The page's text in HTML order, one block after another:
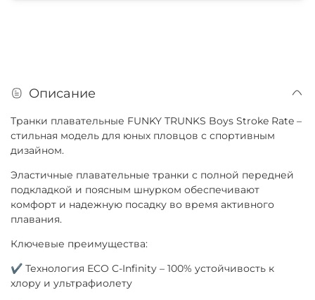
Описание
Транки плавательные FUNKY TRUNKS Boys Stroke Rate –
стильная модель для юных пловцов с спортивным
дизайном.
Эластичные плавательные транки с полной передней
подкладкой и поясным шнурком обеспечивают
комфорт и надежную посадку во время активного
плавания.
Ключевые преимущества:
✔ Технология ECO C-Infinity – 100% устойчивость к
хлору и ультрафиолету